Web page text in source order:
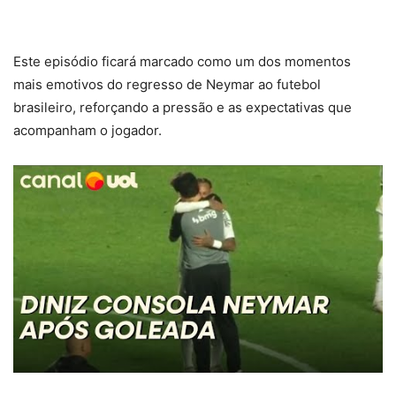
Este episódio ficará marcado como um dos momentos
mais emotivos do regresso de Neymar ao futebol
brasileiro, reforçando a pressão e as expectativas que
acompanham o jogador.